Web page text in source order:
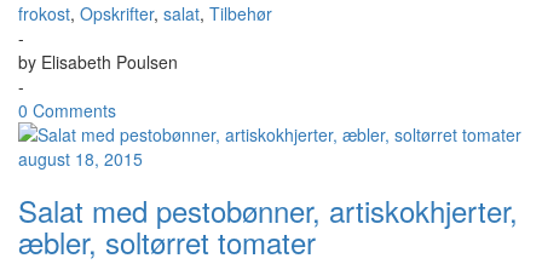
frokost, Opskrifter, salat, Tilbehør
-
by Elisabeth Poulsen
-
0 Comments
august 18, 2015
Salat med pestobønner, artiskokhjerter,
æbler, soltørret tomater